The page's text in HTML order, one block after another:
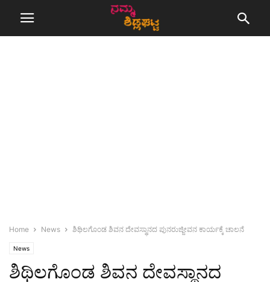
Home News ಶಿಥಿಲಗೊಂಡ ಶಿವನ ದೇವಸ್ಥಾನದ ಪುನರುಜ್ಜೀವನ ಕಾರ್ಯಕ್ಕೆ ಚಾಲನೆ
News
ಶಿಥಿಲಗೊಂಡ ಶಿವನ ದೇವಸ್ಥಾನದ